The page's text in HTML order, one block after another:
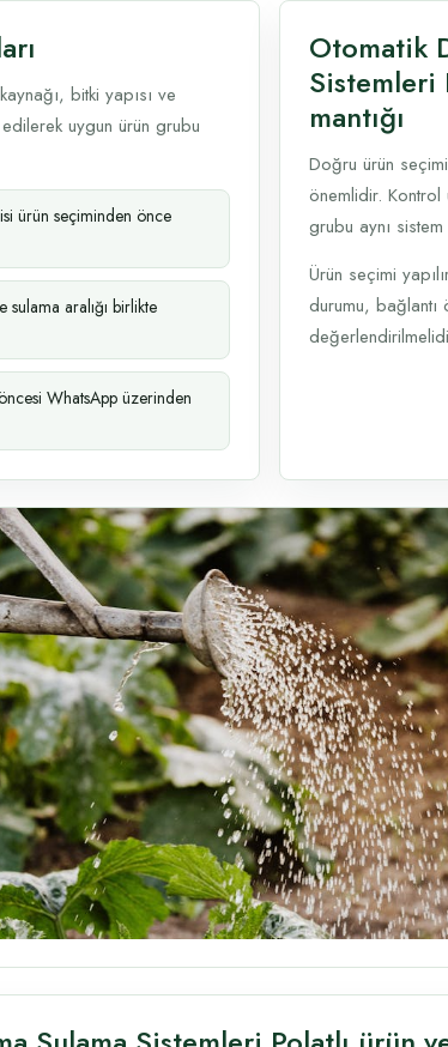
bitki yapısı ve
uygun ürün grubu
ürün seçiminden önce
aralığı birlikte
WhatsApp üzerinden
Otomatik
Sistemleri
mantığı
Doğru ürün
önemlidir.
grubu aynı
Ürün seçimi
durumu, bağlantı